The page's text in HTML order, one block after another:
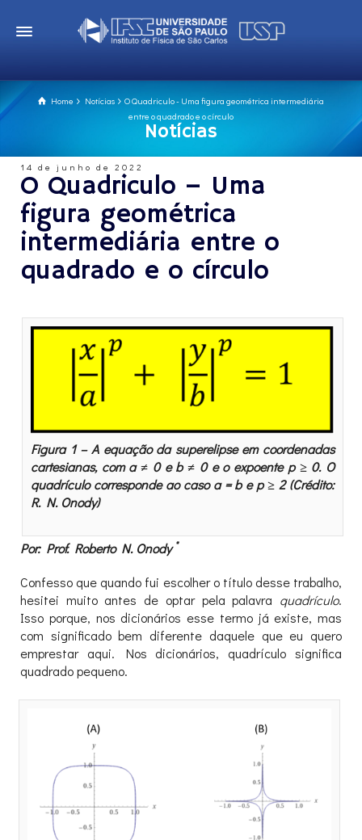
Home Notícias
O Quadriculo - Uma figura geométrica intermediária
entre o quadrado e o círculo
Notícias
14 de junho de 2022
O Quadriculo – Uma
figura geométrica
intermediária entre o
quadrado e o círculo
Figura 1 – A equação da superelipse em coordenadas
cartesianas, com a ≠ 0 e b ≠ 0 e o expoente p ≥ 0. O
quadrículo corresponde ao caso a = b e p ≥ 2 (Crédito:
R. N. Onody)
Por: Prof. Roberto N. Onody*
Confesso que quando fui escolher o título desse trabalho,
hesitei muito antes de optar pela palavra quadrículo.
Isso porque, nos dicionários esse termo já existe, mas
com significado bem diferente daquele que eu quero
emprestar aqui. Nos dicionários, quadrículo significa
quadrado pequeno.